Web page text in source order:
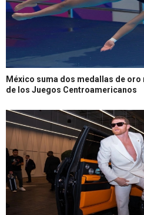
México suma dos medallas de oro
de los Juegos Centroamericanos